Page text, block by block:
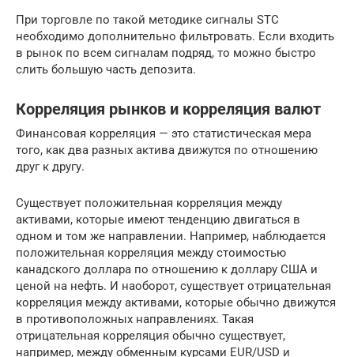
При торговле по такой методике сигналы STC
необходимо дополнительно фильтровать. Если входить
в рынок по всем сигналам подряд, то можно быстро
слить большую часть депозита.
Корреляция рынков и корреляция валют
Финансовая корреляция — это статистическая мера
того, как два разных актива движутся по отношению
друг к другу.
Существует положительная корреляция между
активами, которые имеют тенденцию двигаться в
одном и том же направлении. Например, наблюдается
положительная корреляция между стоимостью
канадского доллара по отношению к доллару США и
ценой на нефть. И наоборот, существует отрицательная
корреляция между активами, которые обычно движутся
в противоположных направлениях. Такая
отрицательная корреляция обычно существует,
например, между обменным курсами EUR/USD и